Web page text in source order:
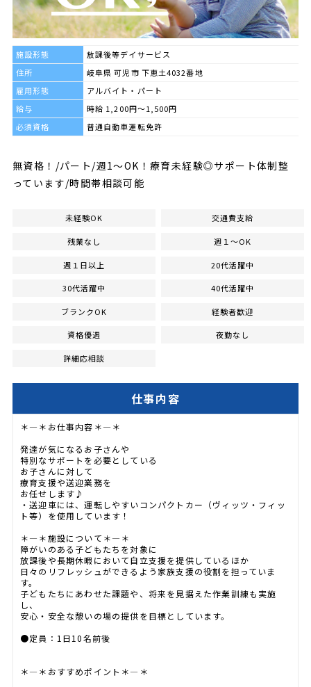
施設形態
放課後等デイサービス
住所
岐阜県 可児市 下恵土4032番地
雇用形態
アルバイト・パート
給与
時給 1,200円～1,500円
必須資格
普通自動車運転免許
無資格！/パート/週1～OK！療育未経験◎サポート体制整
っています/時間帯相談可能
未経験OK 交通費支給
残業なし 週１～OK
週１日以上 20代活躍中
30代活躍中 40代活躍中
ブランクOK 経験者歓迎
資格優遇 夜勤なし
詳細応相談
仕事内容
＊―＊お仕事内容＊―＊
発達が気になるお子さんや
特別なサポートを必要としている
お子さんに対して
療育支援や送迎業務を
お任せします♪
・送迎車には、運転しやすいコンパクトカー（ヴィッツ・フィッ
ト等）を使用しています！
＊―＊施設について＊―＊
障がいのある子どもたちを対象に
放課後や長期休暇において自立支援を提供しているほか
日々のリフレッシュができるよう家族支援の役割を担っていま
す。
子どもたちにあわせた課題や、将来を見据えた作業訓練も実施
し、
安心・安全な憩いの場の提供を目標としています。
●定員：1日10名前後
＊―＊おすすめポイント＊―＊